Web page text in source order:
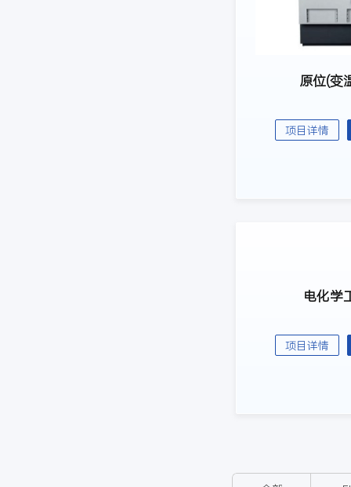
原位(变
项目详情
电化学
项目详情